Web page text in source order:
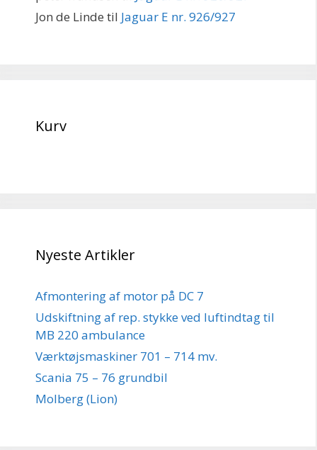
Jon de Linde til Jaguar E nr. 926/927
Kurv
Nyeste Artikler
Afmontering af motor på DC 7
Udskiftning af rep. stykke ved luftindtag til
MB 220 ambulance
Værktøjsmaskiner 701 – 714 mv.
Scania 75 – 76 grundbil
Molberg (Lion)